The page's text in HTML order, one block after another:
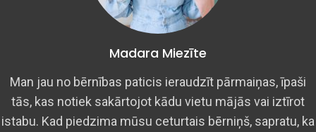
Madara Miezīte
Man jau no bērnības paticis ieraudzīt pārmaiņas, īpaši
tās, kas notiek sakārtojot kādu vietu mājās vai iztīrot
istabu. Kad piedzima mūsu ceturtais bērniņš, sapratu, ka